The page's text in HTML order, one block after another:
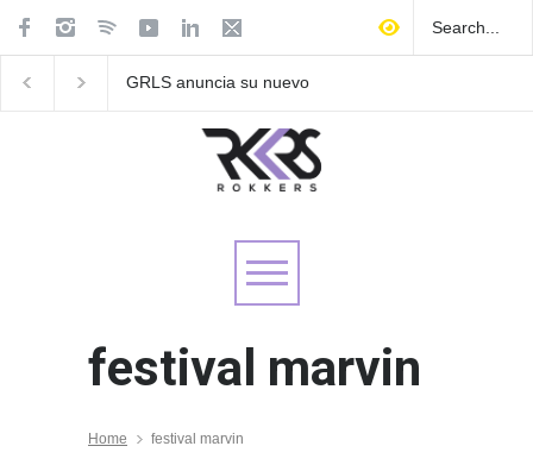
GRLS anuncia su nuevo
festival marvin
Home festival marvin